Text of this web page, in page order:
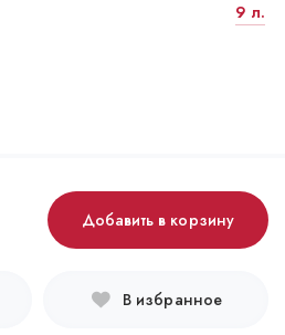
9 л.
Добавить в корзину
В избранное